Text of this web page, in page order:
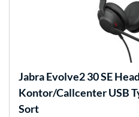
JabraEvolve2 30 SE
Kontor/Callcenter USB
Sort